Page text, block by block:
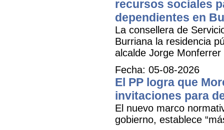
recursos sociales
dependientes en
La consellera de
Burriana la residencia
alcalde Jorge Monferrer
Fecha: 05-08-2026
El PP logra que
invitaciones para
El nuevo marco
gobierno, establece